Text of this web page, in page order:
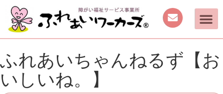
ふれあいちゃんねるず【お
いしいね。】